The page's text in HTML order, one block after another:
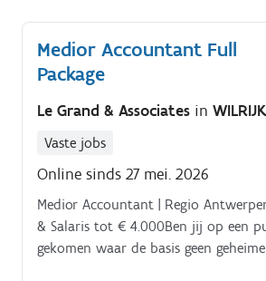
Medior Accountant Full
Package
Le Grand & Associates in WILRIJK
Vaste jobs
Online sinds 27 mei. 2026
Medior Accountant | Regio
& Salaris tot € 4.000Ben jij op een
gekomen waar de basis geen